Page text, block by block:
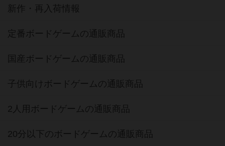
新作・再入荷情報
定番ボードゲームの通販商品
国産ボードゲームの通販商品
子供向けボードゲームの通販商品
2人用ボードゲームの通販商品
20分以下のボードゲームの通販商品